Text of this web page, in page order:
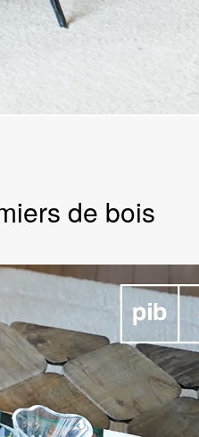
de bois